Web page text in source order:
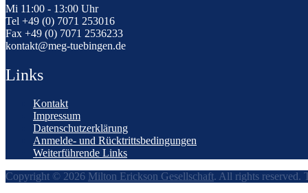
Mi 11:00 - 13:00 Uhr
Tel +49 (0) 7071 253016
Fax +49 (0) 7071 2536233
kontakt@meg-tuebingen.de
Links
Kontakt
Impressum
Datenschutzerklärung
Anmelde- und Rücktrittsbedingungen
Weiterführende Links
Copyright © 2026 Milton Erickson Gesellschaft. All rights reserved.